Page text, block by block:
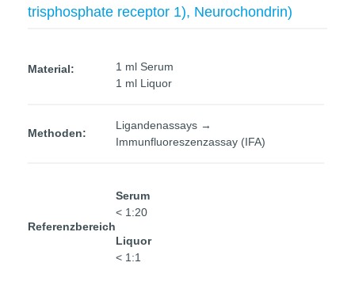
trisphosphate receptor 1), Neurochondrin)
Material:
1 ml Serum
1 ml Liquor
Methoden:
Ligandenassays →
Immunfluoreszenzassay (IFA)
Referenzbereich
Serum
< 1:20
Liquor
< 1:1